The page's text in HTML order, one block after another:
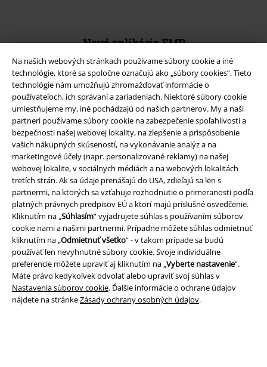
Na našich webových stránkach používame súbory cookie a iné
technológie, ktoré sa spoločne označujú ako „súbory cookies“. Tieto
technológie nám umožňujú zhromažďovať informácie o
používateľoch, ich správaní a zariadeniach. Niektoré súbory cookie
umiestňujeme my, iné pochádzajú od našich partnerov. My a naši
partneri používame súbory cookie na zabezpečenie spoľahlivosti a
bezpečnosti našej webovej lokality, na zlepšenie a prispôsobenie
vašich nákupných skúseností, na vykonávanie analýz a na
marketingové účely (napr. personalizované reklamy) na našej
webovej lokalite, v sociálnych médiách a na webových lokalitách
tretích strán. Ak sa údaje prenášajú do USA, zdieľajú sa len s
partnermi, na ktorých sa vzťahuje rozhodnutie o primeranosti podľa
platných právnych predpisov EÚ a ktorí majú príslušné osvedčenie.
Kliknutím na „Súhlasím“ vyjadrujete súhlas s používaním súborov
cookie nami a našimi partnermi. Prípadne môžete súhlas odmietnuť
kliknutím na „Odmietnuť všetko“ - v takom prípade sa budú
používať len nevyhnutné súbory cookie. Svoje individuálne
preferencie môžete upraviť aj kliknutím na „Vyberte nastavenie“.
Máte právo kedykoľvek odvolať alebo upraviť svoj súhlas v
Nastavenia súborov cookie. Ďalšie informácie o ochrane údajov
nájdete na stránkeZásady ochrany osobných údajov.
Nová aplikácia EMP
Stiahnite si novú EMP aplikáciu zdarma a využite všetky nové
funkcie a výhody!
A Warner Music Group Company